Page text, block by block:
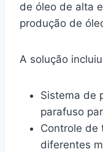
de óleo de alta
produção de
A solução
Sistema de
parafuso
Controle de
diferentes